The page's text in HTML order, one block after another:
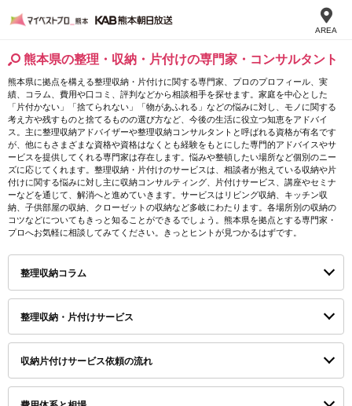
AREA
熊本県の整理・収納・片付けの専門家・コンサルタント
熊本県に拠点を構える整理収納・片付けに関する専門家、プロのプロフィール、実
績、コラム、費用や口コミ、評判などから相談相手を探せます。家庭を中心とした
「片付かない」「捨てられない」「物があふれる」などの悩みに対し、モノに関する
考え方や残すものと捨てるものの選び方など、今後の生活に役立つ知恵をアドバイ
ス。主に整理収納アドバイザーや整理収納コンサルタントと呼ばれる資格が有名です
が、他にもさまざまな資格や資格はなくとも経験をもとにした専門的アドバイスやサ
ービスを提供してくれる専門家は存在します。悩みや整頓したい場所など個別のニー
ズに応じてくれます。整理収納・片付けのサービスは、相談者が抱えている収納や片
付けに関する悩みに対し主に収納コンサルティング、片付けサービス、講座やセミナ
ーなどを通じて、解消へと進めていきます。サービスはリビング収納、キッチン収
納、子供部屋の収納、クローゼットの収納など多岐にわたります。各場所別の収納の
コツなどについてもきっと知ることができるでしょう。熊本県を拠点とする専門家・
プロへお気軽に相談してみてください。きっとヒントが見つかるはずです。
整理収納コラム
整理収納・片付けサービス
収納片付けサービス依頼の流れ